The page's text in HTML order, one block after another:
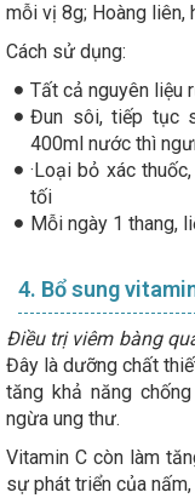
mỗi vị 8g; Hoàng liên,
Cách sử dụng:
Tất cả nguyên liệu
Đun sôi, tiếp tục
400ml nước thì
·Loại bỏ xác
tối
Mỗi ngày 1 thang,
4. Bổ sung
Điều trị viêm bàng
Đây là dưỡng chất
tăng khả năng
ngừa ung thư.
Vitamin C còn làm
sự phát triển của